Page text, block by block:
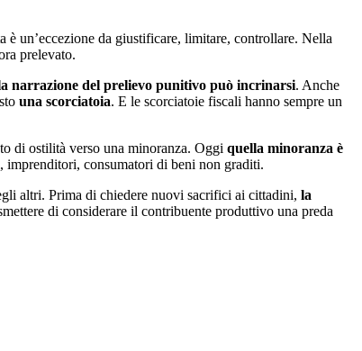
è un’eccezione da giustificare, limitare, controllare. Nella
prelevato.
narrazione del prelievo punitivo può incrinarsi. Anche
una scorciatoia. E le scorciatoie fiscali hanno sempre un
di ostilità verso una minoranza. Oggi quella minoranza è
imprenditori, consumatori di beni non graditi.
altri. Prima di chiedere nuovi sacrifici ai cittadini, la
di considerare il contribuente produttivo una preda